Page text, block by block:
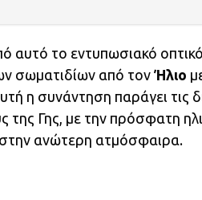
αυτό το εντυπωσιακό
σωματιδίων από τον Ήλιο
η συνάντηση παράγει τις
της Γης, με την πρόσφατη
ανώτερη ατμόσφαιρα.